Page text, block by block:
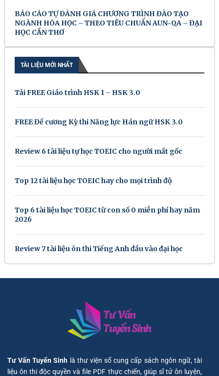
BÁO CÁO TỰ ĐÁNH GIÁ CHƯƠNG TRÌNH ĐÀO TẠO
NGÀNH HÓA HỌC – THEO TIÊU CHUẨN AUN-QA – ĐẠI
HỌC CẦN THƠ
TÀI LIỆU MỚI NHẤT
Tải FREE Giáo trình HSK 1 – HSK 3.0
FREE Đề cương Kỳ thi Năng lực Hán ngữ HSK 3.0
Review 6 tài liệu tự học TOEIC cho người mất gốc
Top 12 tài liệu học TOEIC hay cho mọi trình độ
Top 6 tài liệu học TOEIC từ con số 0 miễn phí hay năm
2026
Review 7 tài liệu ôn thi Tiếng Anh đầu vào đại học
Tư Vấn Tuyển Sinh là thư viện số cung cấp sách ngôn ngữ, tài
liệu ôn thi độc quyền và file PDF thực chiến, giúp sĩ tử ôn luyện,